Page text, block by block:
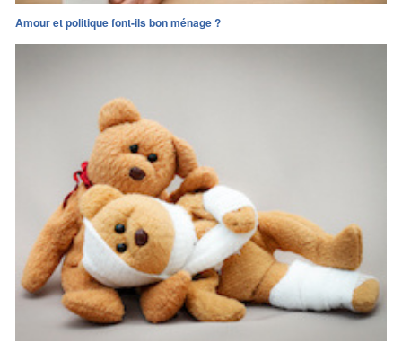
Amour et politique font-ils bon ménage ?